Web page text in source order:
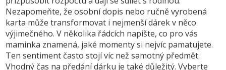
Nezapomeňte, že osobní dopis nebo ručně vyrobená
karta může transformovat i nejmenší dárek v něco
výjimečného. V několika řádcích napište, co pro vás
maminka znamená, jaké momenty si nejvíc pamatujete.
Ten sentiment často stojí víc než samotný předmět.
Vhodný čas na předání dárku je také důležitý. Vyberte